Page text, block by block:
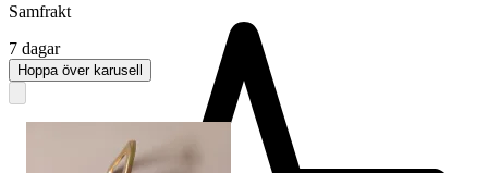
Samfrakt
7 dagar
Hoppa över karusell